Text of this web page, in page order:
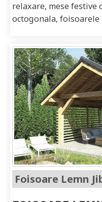
relaxare, mese
octogonala,
Foisoare Lemn